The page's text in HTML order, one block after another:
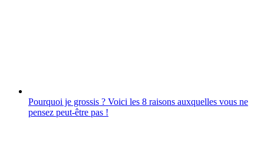
Pourquoi je grossis ? Voici les 8 raisons auxquelles vous ne
pensez peut-être pas !